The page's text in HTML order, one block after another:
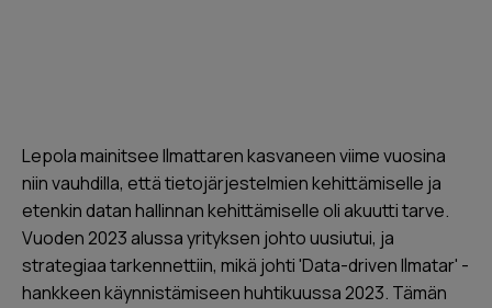
Lepola mainitsee Ilmattaren kasvaneen viime vuosina
niin vauhdilla, että tietojärjestelmien kehittämiselle ja
etenkin datan hallinnan kehittämiselle oli akuutti tarve.
Vuoden 2023 alussa yrityksen johto uusiutui, ja
strategiaa tarkennettiin, mikä johti 'Data-driven Ilmatar' -
hankkeen käynnistämiseen huhtikuussa 2023. Tämän